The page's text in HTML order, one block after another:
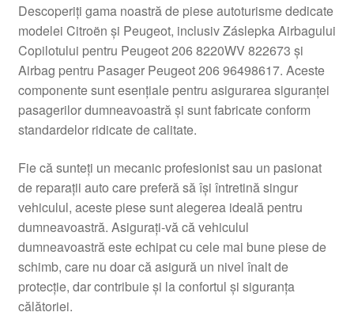
Despre noi
Finalizare comandă
Livrare
Livrare în toată lumea
Plângere
Plățile
Politică de confidențialitate
Descoperiți gama noastră de piese autoturisme dedicate
modelei Citroën și Peugeot, inclusiv Záslepka Airbagului
Copilotului pentru Peugeot 206 8220WV 822673 și
Airbag pentru Pasager Peugeot 206 96498617. Aceste
componente sunt esențiale pentru asigurarea siguranței
pasagerilor dumneavoastră și sunt fabricate conform
standardelor ridicate de calitate.
Fie că sunteți un mecanic profesionist sau un pasionat
de reparații auto care preferă să își întretină singur
vehiculul, aceste piese sunt alegerea ideală pentru
dumneavoastră. Asigurați-vă că vehiculul
dumneavoastră este echipat cu cele mai bune piese de
schimb, care nu doar că asigură un nivel înalt de
protecție, dar contribuie și la confortul și siguranța
călătoriei.